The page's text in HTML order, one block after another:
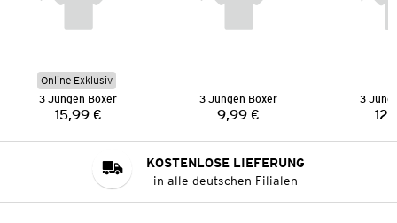
Online Exklusiv
3 Jungen Boxer
Preis:
15,99 €
3 Jungen Boxer
Preis:
9,99 €
3
KOSTENLOSE LIEFERUNG
in alle deutschen Filialen